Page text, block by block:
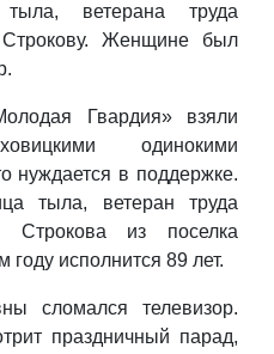
тыла, ветерана труда
Строкову. Женщине был
Гвардия» взяли
одинокими
нуждается в поддержке.
тыла, ветеран труда
Строкова из поселка
году исполнится 89 лет.
сломался телевизор.
праздничный парад,